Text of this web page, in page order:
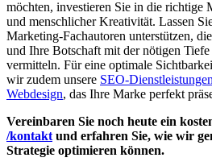
möchten, investieren Sie in die richtige
und menschlicher Kreativität. Lassen
Marketing-Fachautoren unterstützen,
und Ihre Botschaft mit der nötigen
vermitteln. Für eine optimale
wir zudem unsere SEO-Dienstleistungen
Webdesign, das Ihre Marke perfekt
Vereinbaren Sie noch heute ein
/kontakt und erfahren Sie, wie wir
Strategie optimieren können.